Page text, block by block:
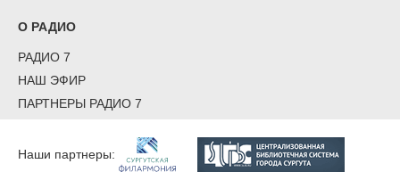
О РАДИО
РАДИО 7
НАШ ЭФИР
ПАРТНЕРЫ РАДИО 7
Наши партнеры: